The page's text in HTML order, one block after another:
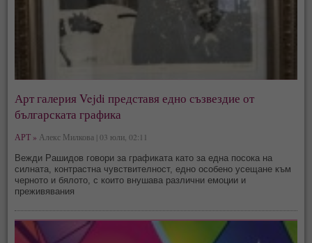
Арт галерия Vejdi представя едно съзвездие от
българската графика
АРТ » Алекс Милкова | 03 юли, 02:11
Вежди Рашидов говори за графиката като за една посока на
силната, контрастна чувствителност, едно особено усещане към
черното и бялото, с които внушава различни емоции и
преживявания